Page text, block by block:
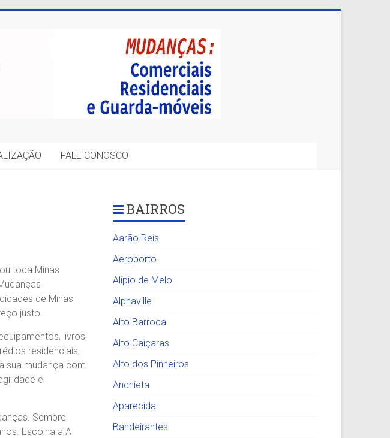
FALE CONOSCO
toda Minas
de Minas
justo.
livros,
residenciais,
sua mudança com
e
Sempre
Escolha a A
BAIRROS
Aarão Reis
Aeroporto
Alípio de Melo
Alphaville
Alto Barroca
Alto Caiçaras
Alto dos Pinheiros
Anchieta
Aparecida
Bandeirantes